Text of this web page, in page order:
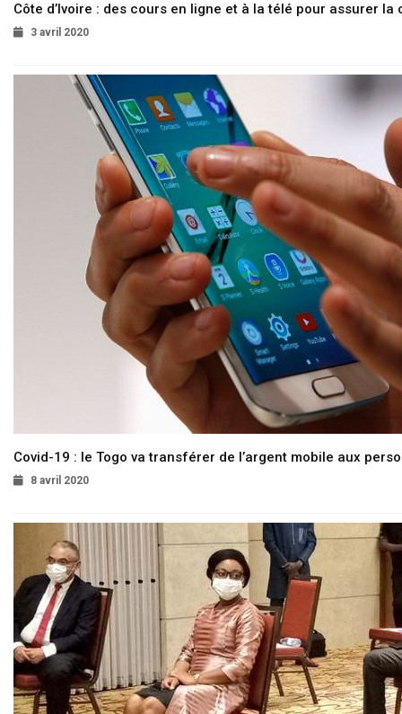
Côte d’Ivoire : des cours en ligne et à la télé pour assurer la
3 avril 2020
Covid-19 : le Togo va transférer de l’argent mobile aux
8 avril 2020